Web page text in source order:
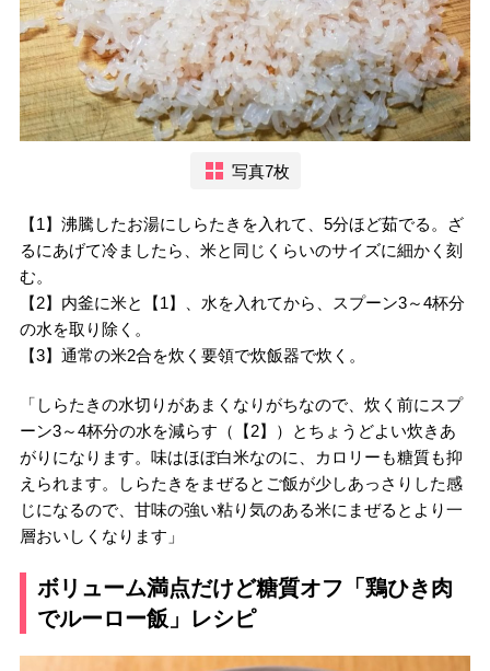
写真7枚
【1】沸騰したお湯にしらたきを入れて、5分ほど茹でる。ざ
るにあげて冷ましたら、米と同じくらいのサイズに細かく刻
む。
【2】内釜に米と【1】、水を入れてから、スプーン3～4杯分
の水を取り除く。
【3】通常の米2合を炊く要領で炊飯器で炊く。
「しらたきの水切りがあまくなりがちなので、炊く前にスプ
ーン3～4杯分の水を減らす（【2】）とちょうどよい炊きあ
がりになります。味はほぼ白米なのに、カロリーも糖質も抑
えられます。しらたきをまぜるとご飯が少しあっさりした感
じになるので、甘味の強い粘り気のある米にまぜるとより一
層おいしくなります」
ボリューム満点だけど糖質オフ「鶏ひき肉
でルーロー飯」レシピ